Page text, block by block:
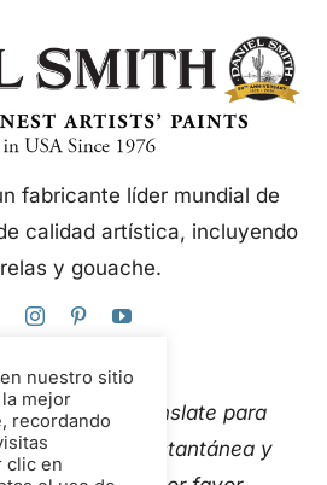
fabricante líder mundial de
calidad artística, incluyendo
y gouache.
Google Translate para
de forma instantánea y
nuestro sitio
mejor
recordando
clic en